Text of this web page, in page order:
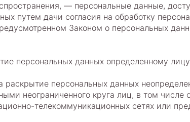
— персональные данные,
путем дачи согласия на обработку
Законом о персональных
персональных данных определенному
персональных данных
неограниченного круга лиц, в том числе
телекоммуникационных сетях или